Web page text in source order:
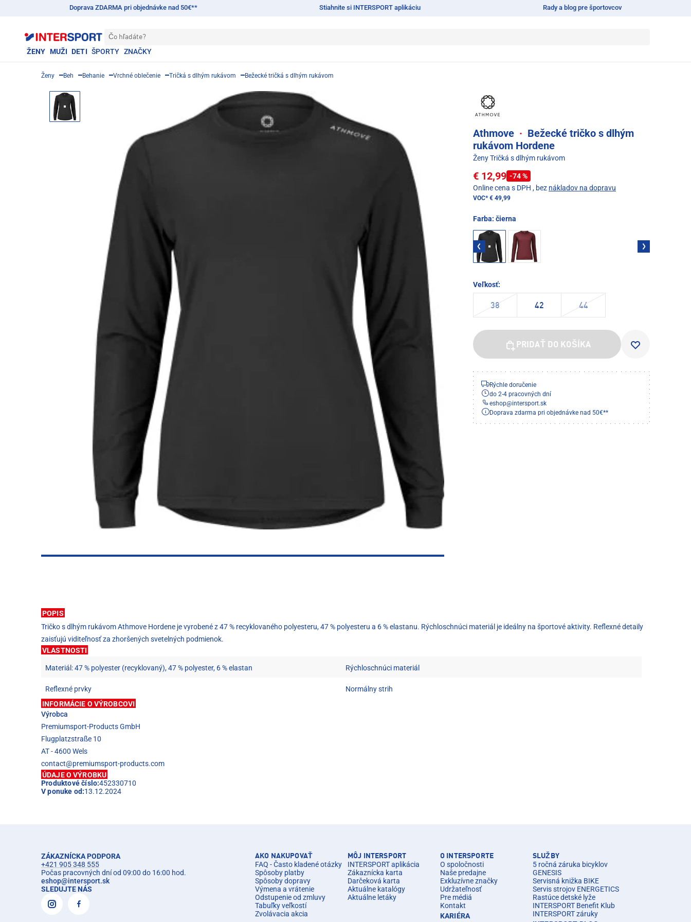
Doprava ZDARMA pri objednávke nad 50€** Stiahnite si INTERSPORT aplikáciu Rady a blog pre športovcov
Čo hľadáte?
ŽENY MUŽI DETI ŠPORTY ZNAČKY
Ženy Beh Behanie Vrchné oblečenie Tričká s dlhým rukávom Bežecké tričká s dlhým rukávom
Athmove · Bežecké tričko s dlhým
rukávom Hordene
Ženy Tričká s dlhým rukávom
€ 12,99 -74 %
Online cena s DPH , bez nákladov na dopravu
VOC*€ 49,99
Farba: čierna
Veľkosť:
38 42 44
PRIDAŤ DO KOŠÍKA
Rýchle doručenie
do 2-4 pracovných dní
eshop@intersport.sk
Doprava zdarma pri objednávke nad 50€**
POPIS
Tričko s dlhým rukávom Athmove Hordene je vyrobené z 47 % recyklovaného polyesteru, 47 % polyesteru a 6 % elastanu. Rýchloschnúci materiál je ideálny na športové aktivity. Reflexné detaily
zaisťujú viditeľnosť za zhoršených svetelných podmienok.
VLASTNOSTI
Materiál: 47 % polyester (recyklovaný), 47 % polyester, 6 % elastan Rýchloschnúci materiál
Reflexné prvky
Normálny strih
INFORMÁCIE O VÝROBCOVI
Výrobca
Premiumsport-Products GmbH
Flugplatzstraße 10
AT - 4600 Wels
contact@premiumsport-products.com
ÚDAJE O VÝROBKU
Produktové číslo:452330710
V ponuke od:13.12.2024
ZÁKAZNÍCKA PODPORA
+421 905 348 555
Počas pracovných dní od 09:00 do 16:00 hod.
eshop@intersport.sk
SLEDUJTE NÁS
AKO NAKUPOVAŤ
FAQ - Často kladené otázky
Spôsoby platby
Spôsoby dopravy
Výmena a vrátenie
Odstupenie od zmluvy
Tabuľky veľkostí
Zvolávacia akcia
MÔJ INTERSPORT
INTERSPORT aplikácia
Zákaznícka karta
Darčeková karta
Aktuálne katalógy
Aktuálne letáky
O INTERSPORTE
O spoločnosti
Naše predajne
Exkluzívne značky
Udržateľnosť
Pre médiá
Kontakt
KARIÉRA
SLUŽBY
5 ročná záruka bicyklov
GENESIS
Servisná knižka BIKE
Servis strojov ENERGETICS
Rastúce detské lyže
INTERSPORT Benefit Klub
INTERSPORT záruky